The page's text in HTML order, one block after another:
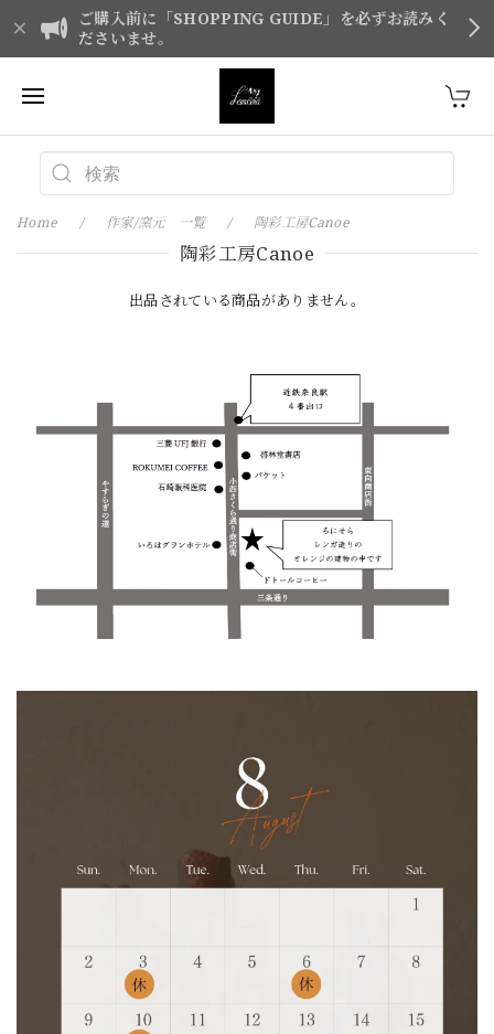
ご購入前に「SHOPPING GUIDE」を必ずお読みく
ださいませ。
Home 作家/窯元 一覧 陶彩工房Canoe
陶彩工房Canoe
出品されている商品がありません。